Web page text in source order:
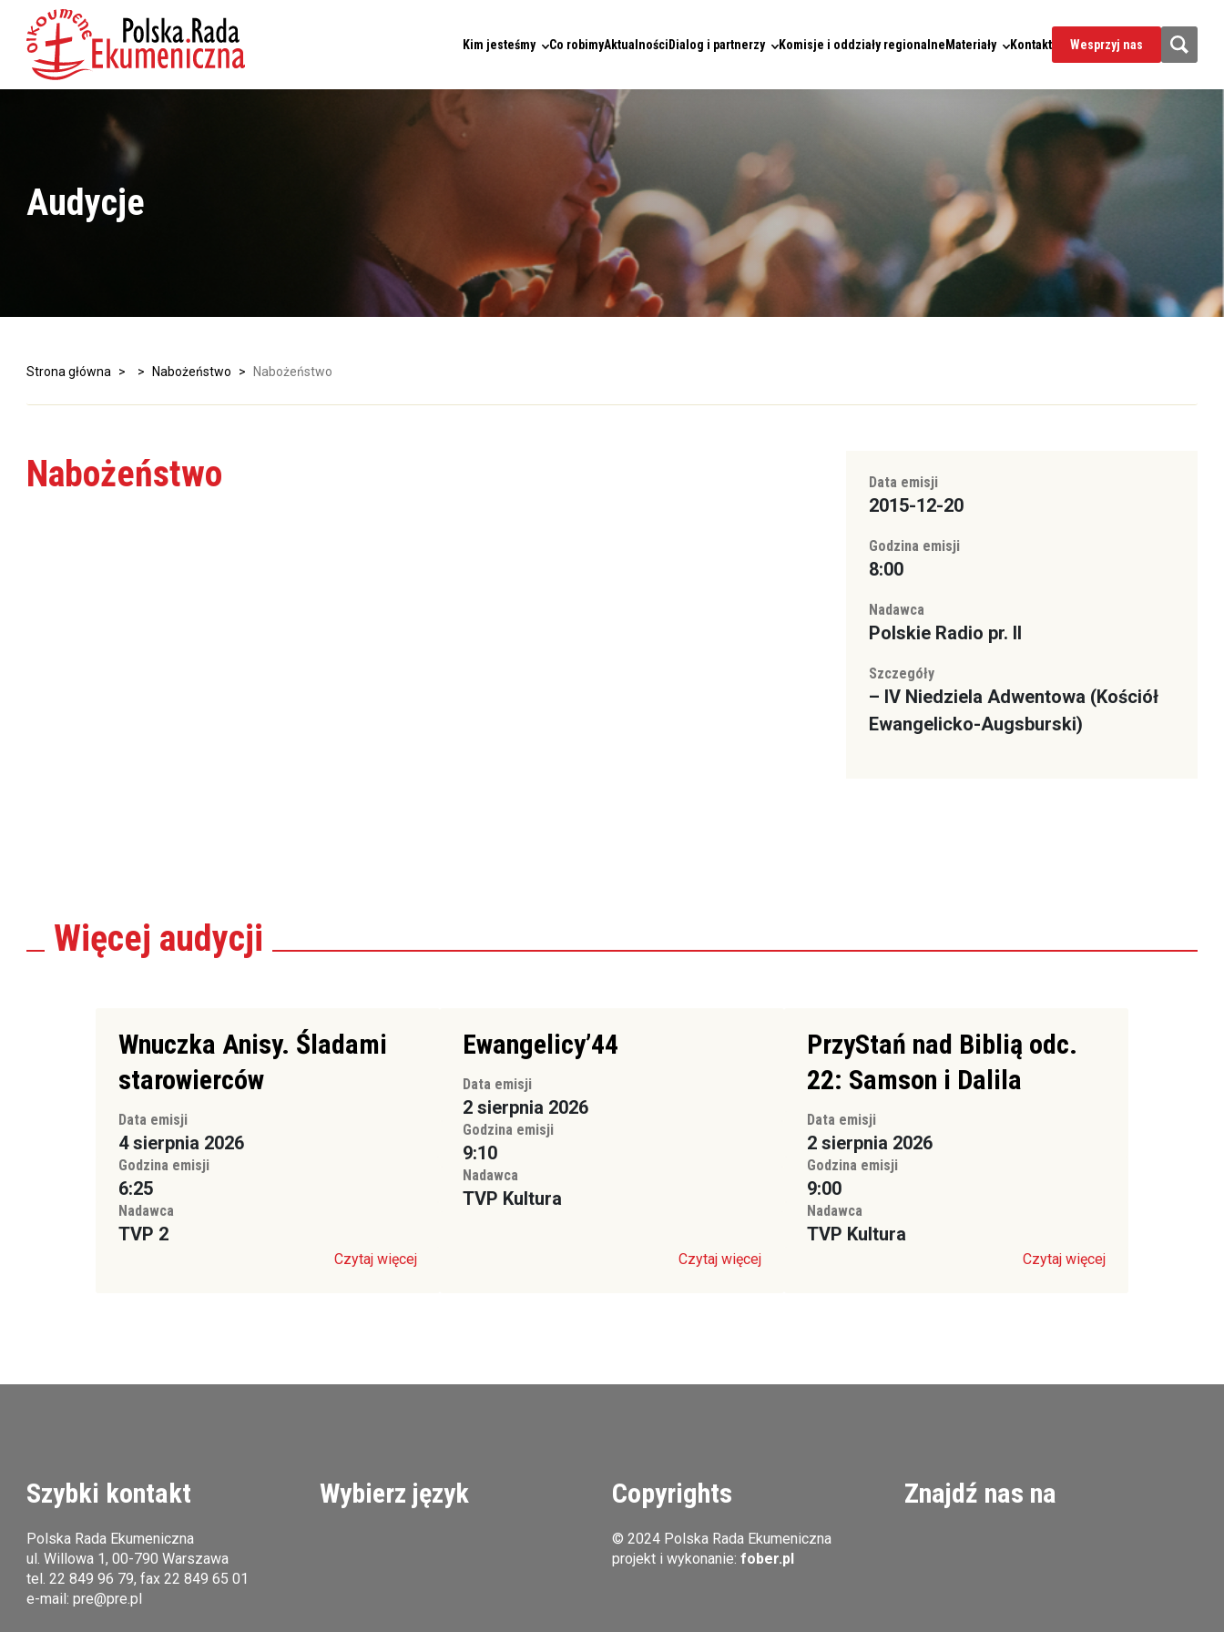
Kim jesteśmy Co robimyAktualnościDialog i partnerzy Komisje i oddziały regionalneMateriały Kontakt Wesprzyj nas
Audycje
Strona główna > > Nabożeństwo > Nabożeństwo
Nabożeństwo Data emisji
2015-12-20
Godzina emisji
8:00
Nadawca
Polskie Radio pr. II
Szczegóły
– IV Niedziela Adwentowa (Kościół
Ewangelicko-Augsburski)
Więcej audycji
Wnuczka Anisy. Śladami
starowierców
Data emisji
4 sierpnia 2026
Godzina emisji
6:25
Nadawca
TVP 2
Czytaj więcej
Ewangelicy’44
Data emisji
2 sierpnia 2026
Godzina emisji
9:10
Nadawca
TVP Kultura
Czytaj więcej
PrzyStań nad Biblią odc.
22: Samson i Dalila
Data emisji
2 sierpnia 2026
Godzina emisji
9:00
Nadawca
TVP Kultura
Czytaj więcej
Szybki kontakt
Polska Rada Ekumeniczna
ul. Willowa 1, 00-790 Warszawa
tel.22 849 96 79, fax 22 849 65 01
e-mail:pre@pre.pl
Wybierz język Copyrights
© 2024 Polska Rada Ekumeniczna
projekt i wykonanie: fober.pl
Znajdź nas na